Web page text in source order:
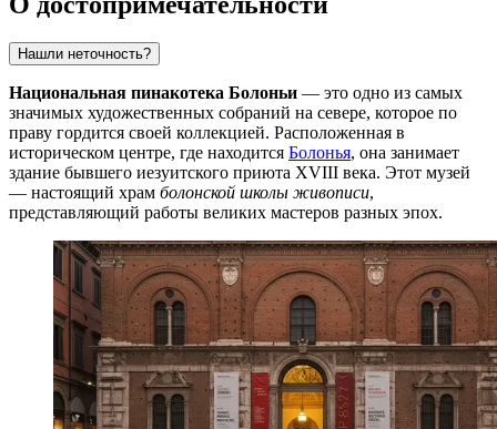
Нашли неточность?
Национальная пинакотека Болоньи — это одно из самых
значимых художественных собраний на севере, которое по
праву гордится своей коллекцией. Расположенная в
историческом центре, где находится Болонья, она занимает
здание бывшего иезуитского приюта XVIII века. Этот музей
— настоящий храм болонской школы живописи,
представляющий работы великих мастеров разных эпох.